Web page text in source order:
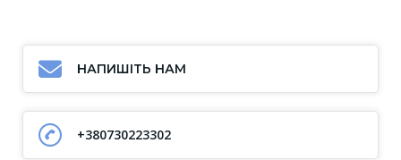
НАПИШІТЬ НАМ
+380730223302